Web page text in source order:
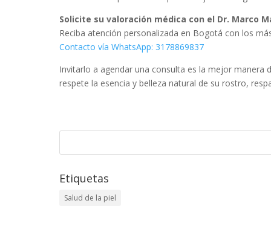
Solicite su valoración médica con el Dr. Marco
Reciba atención personalizada en Bogotá con los
Contacto vía WhatsApp: 3178869837
Invitarlo a agendar una consulta es la mejor
respete la esencia y belleza natural de su rostro,
Etiquetas
Salud de la piel